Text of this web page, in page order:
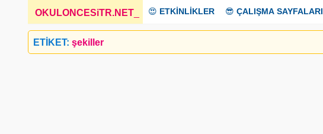
OKULONCESiTR.NET 😍 ETKİNLİKLER 😎 ÇALIŞMA SAYFALARI
ETİKET: şekiller